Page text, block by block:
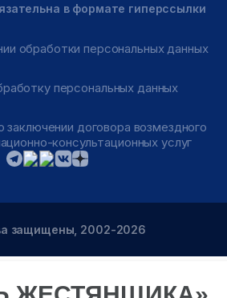
в формате гиперссылки
обработки персональных данных
персональных данных
заключении договора возмездного
консультационных услуг
защищены, 2002-2026